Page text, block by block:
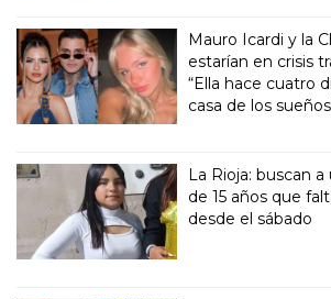
Mauro Icardi y la
estarían en crisis
“Ella hace cuatro
casa de los
La Rioja: buscan
de 15 años que
desde el sábado